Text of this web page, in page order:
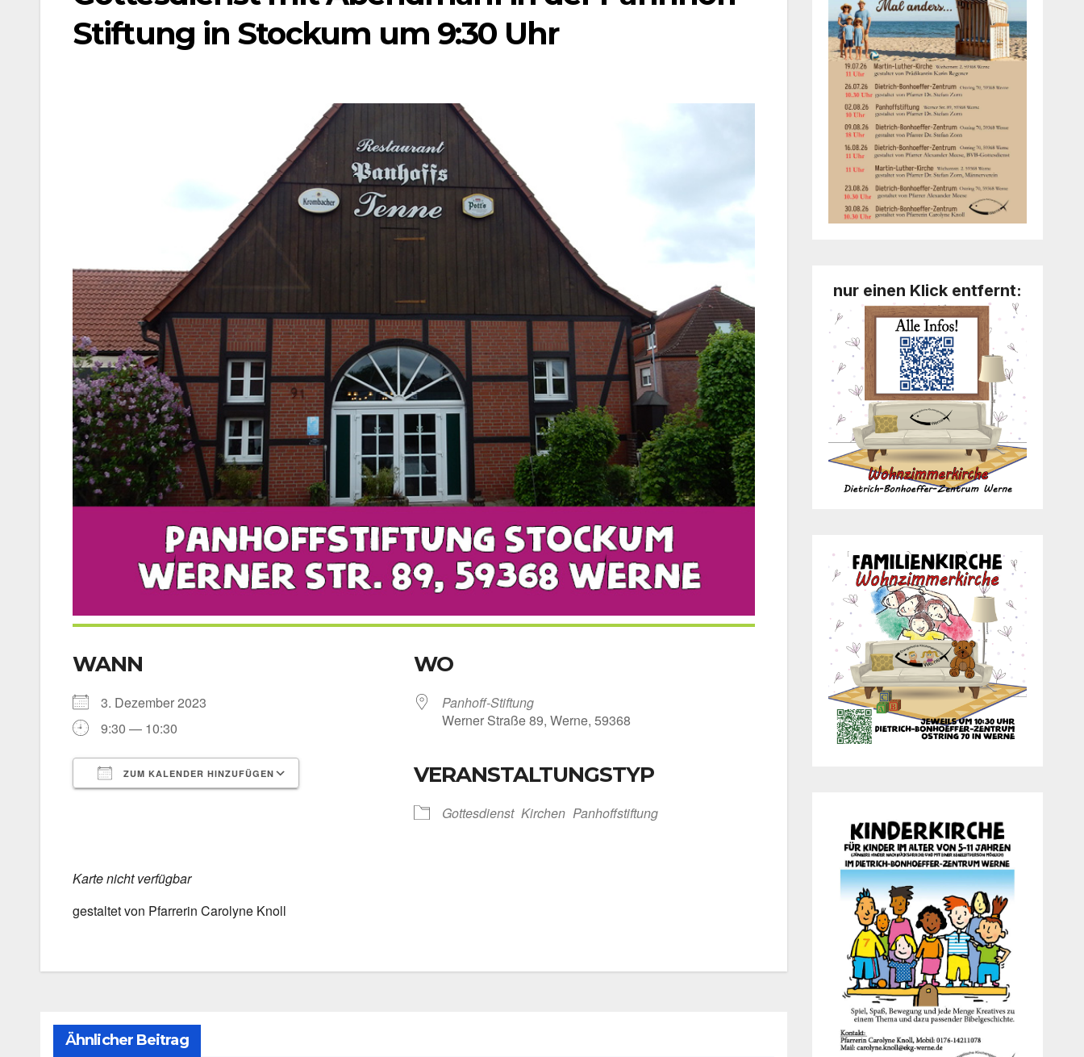
Stiftung in Stockum um 9:30 Uhr
WANN
3. Dezem­ber 2023
9:30 — 10:30
ZUM KALENDER HINZUFÜGEN
WO
Panhoff-Stiftung
Wer­ner Stra­ße 89, Wer­ne, 59368
VERANSTALTUNGSTYP
Got­tes­dienst Kir­chen Pan­hoff­stif­tung
Kar­te nicht ver­füg­bar
gestal­tet von Pfar­re­rin Caro­ly­ne Knoll
Ähnlicher Beitrag
nur einen Klick entfernt: